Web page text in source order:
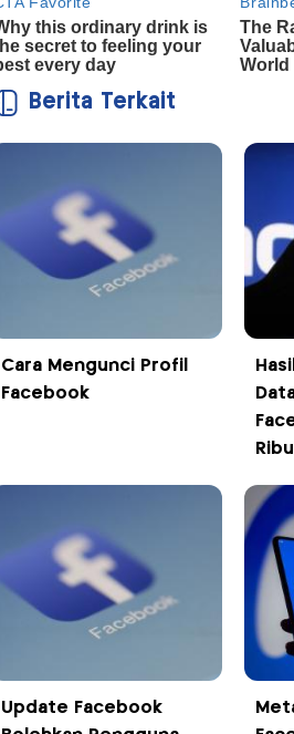
Berita Terkait
Cara Mengunci Profil
Facebook
Update Facebook